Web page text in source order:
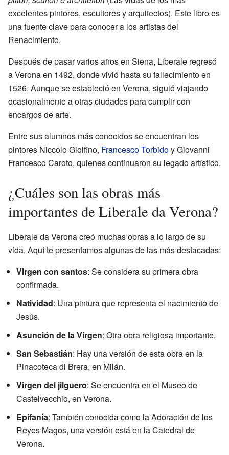
excelentes pintores, escultores y arquitectos). Este libro es
una fuente clave para conocer a los artistas del
Renacimiento.
Después de pasar varios años en Siena, Liberale regresó
a Verona en 1492, donde vivió hasta su fallecimiento en
1526. Aunque se estableció en Verona, siguió viajando
ocasionalmente a otras ciudades para cumplir con
encargos de arte.
Entre sus alumnos más conocidos se encuentran los
pintores Niccolo Giolfino, Francesco Torbidoy Giovanni
Francesco Caroto, quienes continuaron su legado artístico.
¿Cuáles son las obras más
importantes de Liberale da Verona?
Liberale da Verona creó muchas obras a lo largo de su
vida. Aquí te presentamos algunas de las más destacadas:
Virgen con santos: Se considera su primera obra
confirmada.
Natividad: Una pintura que representa el nacimiento de
Jesús.
Asunción de la Virgen: Otra obra religiosa importante.
San Sebastián: Hay una versión de esta obra en la
Pinacoteca di Brera, en Milán.
Virgen del jilguero: Se encuentra en el Museo de
Castelvecchio, en Verona.
Epifanía: También conocida como la Adoración de los
Reyes Magos, una versión está en la Catedral de
Verona.